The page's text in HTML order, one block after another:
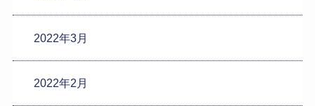
2022年3月
2022年2月